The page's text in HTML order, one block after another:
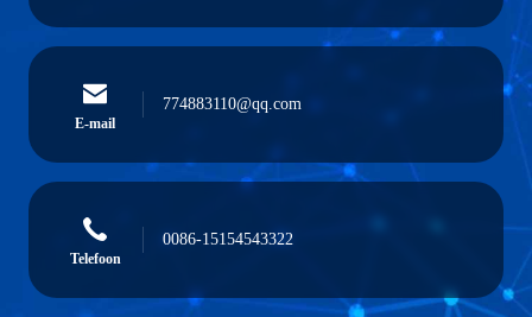
E-mail
774883110@qq.com
Telefoon
0086-15154543322